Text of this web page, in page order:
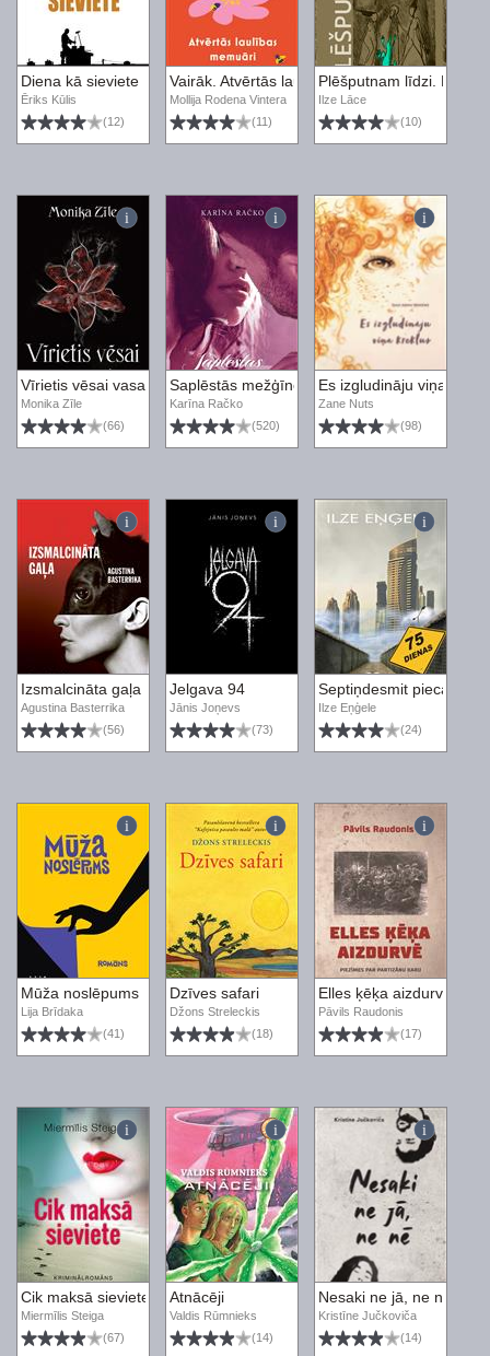
Diena kā sieviete
Ēriks Kūlis
(12)
Vairāk. Atvērtās laulības memuāri
Mollija Rodena Vintera
(11)
Plēšputnam līdzi.
Ilze Lāce
(10)
Vīrietis vēsai vasarai
Monika Zīle
(66)
Saplēstās mežģīnes
Karīna Račko
(520)
Es izgludināju viņa
Zane Nuts
(98)
Izsmalcināta gaļa
Agustina Basterrika
(56)
Jelgava 94
Jānis Joņevs
(73)
Septiņdesmit piecas
Ilze Eņģele
(24)
Mūža noslēpums
Lija Brīdaka
(41)
Dzīves safari
Džons Streleckis
(18)
Elles ķēķa aizdurvē
Pāvils Raudonis
(17)
Cik maksā sieviete
Miermīlis Steiga
(67)
Atnācēji
Valdis Rūmnieks
(14)
Nesaki ne jā, ne nē
Kristīne Jučkoviča
(14)